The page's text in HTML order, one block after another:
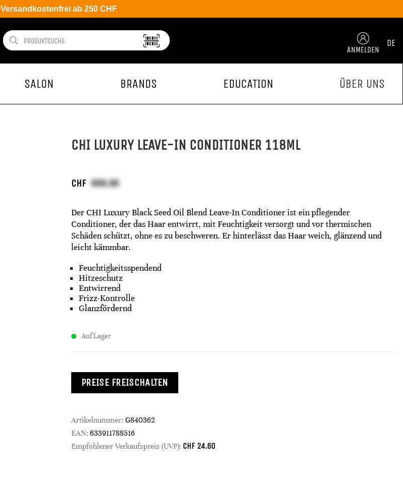
Versandkostenfrei ab 250 CHF
ANMELDEN
DE
SALON BRANDS EDUCATION ÜBER UNS
CHI LUXURY LEAVE-IN CONDITIONER 118ML
CHF
Der CHI Luxury Black Seed Oil Blend Leave-In Conditioner ist ein pflegender
Conditioner, der das Haar entwirrt, mit Feuchtigkeit versorgt und vor thermischen
Schäden schützt, ohne es zu beschweren. Er hinterlässt das Haar weich, glänzend und
leicht kämmbar.
Feuchtigkeitsspendend
Hitzeschutz
Entwirrend
Frizz-Kontrolle
Glanzfördernd
Auf Lager
PREISE FREISCHALTEN
Artikelnummer: G840362
EAN: 633911788516
Empfohlener Verkaufspreis (UVP): CHF 24.60